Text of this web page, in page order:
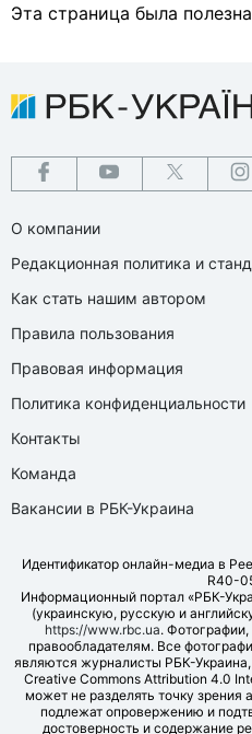
Эта страница была
О компании
Редакционная политика и
Как стать нашим автором
Правила пользования
Правовая информация
Политика конфиденциальности
Контакты
Команда
Вакансии в РБК-Украина
Идентификатор онлайн-медиа в
R40-
Информационный портал «РБК-
(украинскую, русскую и
https://www.rbc.ua.
правообладателям. Все
являются журналисты РБК-
Creative Commons Attribution 4.0
может не разделять точку
подлежат опровержению и
достоверность и содержание